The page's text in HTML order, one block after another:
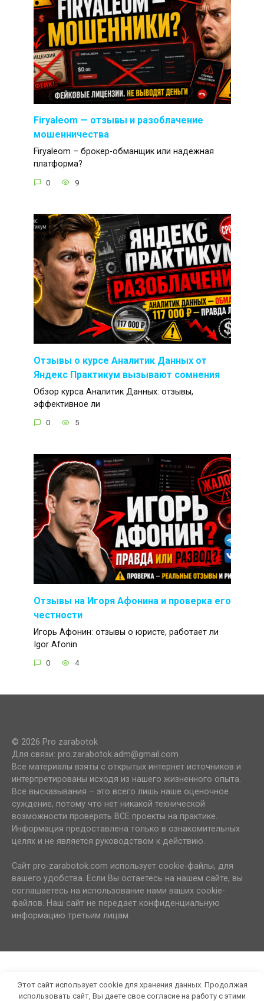
Firyaleom — отзывы и разоблачение
мошенничества
Firyaleom – брокер-обманщик или надежная
платформа?
0 9
Отзывы о курсе Аналитик Данных от
Яндекс Практикум вызывают сомнения
Обзор курса Аналитик Данных: отзывы,
эффективное ли
0 5
Отзывы на Игоря Афонина и проверка его
честности
Игорь Афонин: отзывы о юристе, работает ли
Igor Afonin
0 4
© 2026 Pro zarabotok
Для связи: pro.zarabotok.adm@gmail.com
Все материалы взяты с открытых интернет источников и
интерпретированы исходя из нашего жизненного опыта.
Все высказывания – это всего лишь наше оценочное
суждение, потому что нет никакой технической
возможности проверять ВСЕ проекты на практике.
Информация предоставлена только в ознакомительных
целях и не является руководством к действию.
Сайт pro-zarabotok.com использует cookie-файлы, для
вашего удобства. Если Вы остаетесь на нашем сайте, вы
соглашаетесь на использование нами ваших cookie-
файлов. Наш сайт не передает конфиденциальную
информацию третьим лицам.
Этот сайт использует cookie для хранения данных. Продолжая
использовать сайт, Вы даете свое согласие на работу с этими